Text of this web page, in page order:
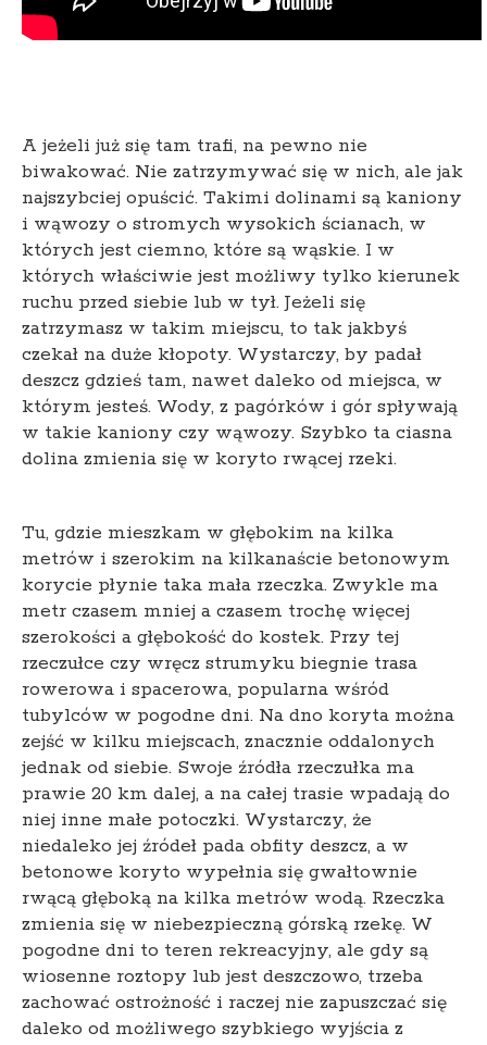
A jeżeli już się tam trafi, na pewno nie
biwakować. Nie zatrzymywać się w nich, ale jak
najszybciej opuścić. Takimi dolinami są kaniony
i wąwozy o stromych wysokich ścianach, w
których jest ciemno, które są wąskie. I w
których właściwie jest możliwy tylko kierunek
ruchu przed siebie lub w tył. Jeżeli się
zatrzymasz w takim miejscu, to tak jakbyś
czekał na duże kłopoty. Wystarczy, by padał
deszcz gdzieś tam, nawet daleko od miejsca, w
którym jesteś. Wody, z pagórków i gór spływają
w takie kaniony czy wąwozy. Szybko ta ciasna
dolina zmienia się w koryto rwącej rzeki.
Tu, gdzie mieszkam w głębokim na kilka
metrów i szerokim na kilkanaście betonowym
korycie płynie taka mała rzeczka. Zwykle ma
metr czasem mniej a czasem trochę więcej
szerokości a głębokość do kostek. Przy tej
rzeczułce czy wręcz strumyku biegnie trasa
rowerowa i spacerowa, popularna wśród
tubylców w pogodne dni. Na dno koryta można
zejść w kilku miejscach, znacznie oddalonych
jednak od siebie. Swoje źródła rzeczułka ma
prawie 20 km dalej, a na całej trasie wpadają do
niej inne małe potoczki. Wystarczy, że
niedaleko jej źródeł pada obfity deszcz, a w
betonowe koryto wypełnia się gwałtownie
rwącą głęboką na kilka metrów wodą. Rzeczka
zmienia się w niebezpieczną górską rzekę. W
pogodne dni to teren rekreacyjny, ale gdy są
wiosenne roztopy lub jest deszczowo, trzeba
zachować ostrożność i raczej nie zapuszczać się
daleko od możliwego szybkiego wyjścia z